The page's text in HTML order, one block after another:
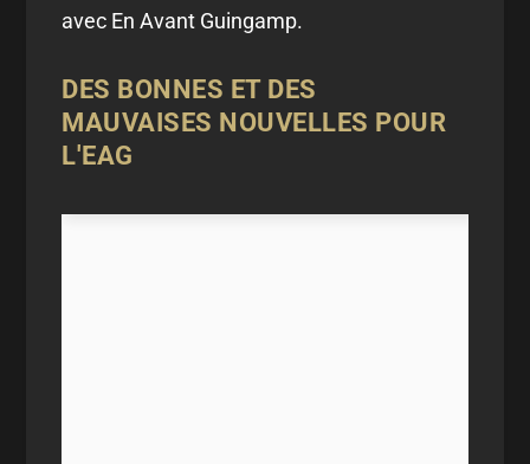
avec En Avant Guingamp.
DES BONNES ET DES
MAUVAISES NOUVELLES POUR
L'EAG